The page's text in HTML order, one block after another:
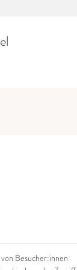
Besucher:innen